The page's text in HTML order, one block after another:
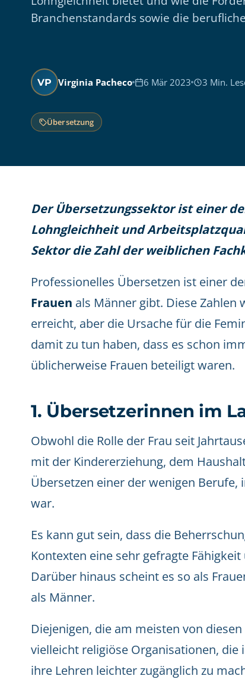
Branchenstandards sowie die
VP Virginia Pacheco 6 Mär 2023 3 Min.
Übersetzung
Der Übersetzungssektor ist einer
Lohngleichheit und
Sektor die Zahl der weiblichen
Professionelles Übersetzen ist einer
Frauen als Männer gibt. Diese Zahlen
erreicht, aber die Ursache für die
damit zu tun haben, dass es schon
üblicherweise Frauen beteiligt waren.
1. Übersetzerinnen im
Obwohl die Rolle der Frau seit
mit der Kindererziehung, dem
Übersetzen einer der wenigen
war.
Es kann gut sein, dass die
Kontexten eine sehr gefragte
Darüber hinaus scheint es so als
als Männer.
Diejenigen, die am meisten von
vielleicht religiöse Organisationen, die
ihre Lehren leichter zugänglich zu